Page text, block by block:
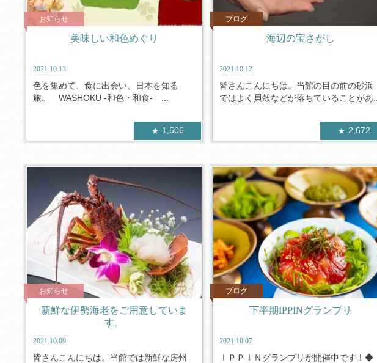
お知らせ
美味しい和色めぐり
2021.10.13
色を集めて、食に出会い、日本を知る
旅。 WASHOKU -和色・和食- ...
1,506
ブログ
海辺の宝さがし
2021.10.12
皆さんこんにちは。当館の目の前の砂浜
ではよく貝殻などが落ちていることがあ...
2,672
お知らせ
新鮮な伊勢海老をご用意していま
す。
2021.10.09
皆さんこんにちは。当館では新鮮な房州
ブログ
下半期IPPINグランプリ
2021.10.07
ＩＰＰＩＮグランプリが開催中です！◆